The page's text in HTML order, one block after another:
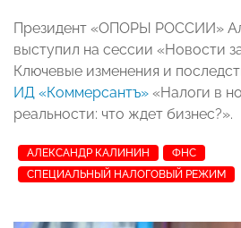
Президент «ОПОРЫ РОССИИ»
выступил на сессии «Новости
Ключевые изменения и
ИД «Коммерсантъ» «Налоги в
реальности: что ждет бизнес?».
АЛЕКСАНДР КАЛИНИН
ФНС
СПЕЦИАЛЬНЫЙ НАЛОГОВЫЙ РЕЖИМ